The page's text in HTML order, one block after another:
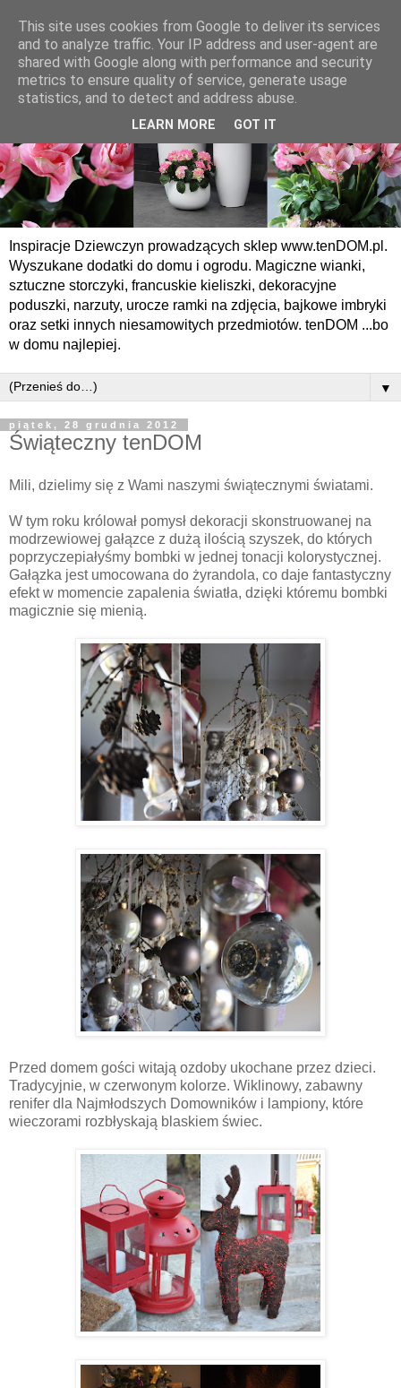
Inspiracje Dziewczyn prowadzących sklep www.tenDOM.pl.
Wyszukane dodatki do domu i ogrodu. Magiczne wianki,
sztuczne storczyki, francuskie kieliszki, dekoracyjne
poduszki, narzuty, urocze ramki na zdjęcia, bajkowe imbryki
oraz setki innych niesamowitych przedmiotów. tenDOM ...bo
w domu najlepiej.
▼
piątek, 28 grudnia 2012
Świąteczny tenDOM
Mili, dzielimy się z Wami naszymi świątecznymi światami.
W tym roku królował pomysł dekoracji skonstruowanej na
modrzewiowej gałązce z dużą ilością szyszek, do których
poprzyczepiałyśmy bombki w jednej tonacji kolorystycznej.
Gałązka jest umocowana do żyrandola, co daje fantastyczny
efekt w momencie zapalenia światła, dzięki któremu bombki
magicznie się mienią.
Przed domem gości witają ozdoby ukochane przez dzieci.
Tradycyjnie, w czerwonym kolorze. Wiklinowy, zabawny
renifer dla Najmłodszych Domowników i lampiony, które
wieczorami rozbłyskają blaskiem świec.
This site uses cookies from Google to deliver its services
and to analyze traffic. Your IP address and user-agent are
shared with Google along with performance and security
metrics to ensure quality of service, generate usage
statistics, and to detect and address abuse.
LEARN MORE GOT IT